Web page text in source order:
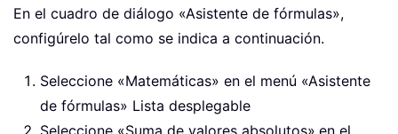
En el cuadro de diálogo «Asistente de fórmulas»,
configúrelo tal como se indica a continuación.
Seleccione «Matemáticas» en el menú «Asistente
de fórmulas» Lista desplegable